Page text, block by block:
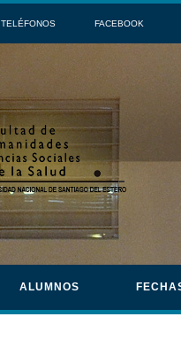
TELÉFONOS FACEBOOK
ALUMNOS